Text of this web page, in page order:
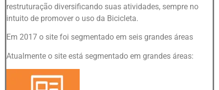
restruturação diversificando suas atividades, sempre no
intuito de promover o uso da Bicicleta.
Em 2017 o site foi segmentado em seis grandes áreas
Atualmente o site está segmentado em grandes áreas: